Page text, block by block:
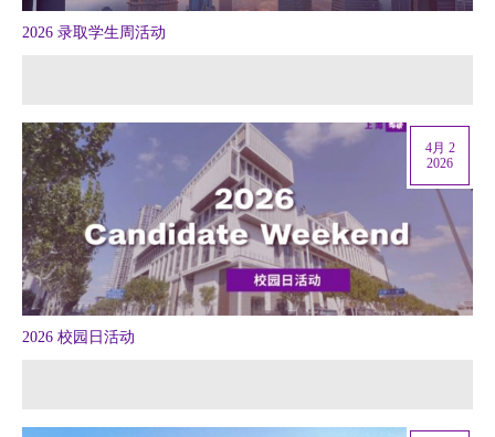
2026 录取学生周活动
2026 校园日活动
4月 2
2026